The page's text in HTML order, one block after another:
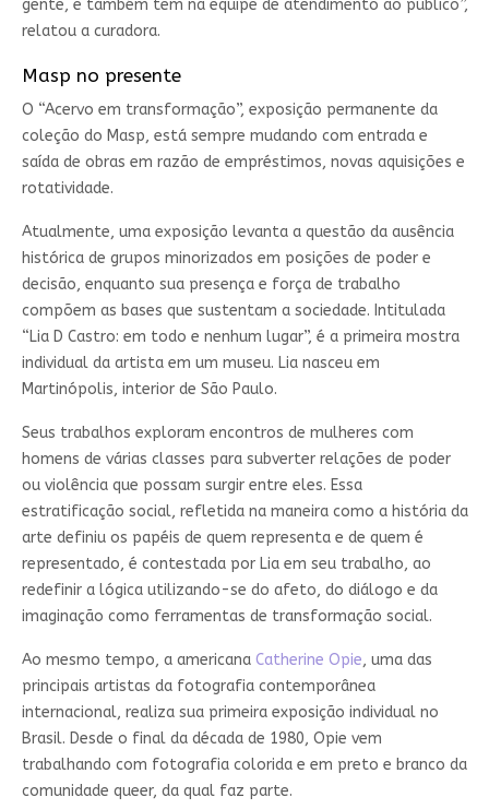
gente, e também tem na equipe de atendimento ao público”,
relatou a curadora.
Masp no presente
O “Acervo em transformação”, exposição permanente da
coleção do Masp, está sempre mudando com entrada e
saída de obras em razão de empréstimos, novas aquisições e
rotatividade.
Atualmente, uma exposição levanta a questão da ausência
histórica de grupos minorizados em posições de poder e
decisão, enquanto sua presença e força de trabalho
compõem as bases que sustentam a sociedade. Intitulada
“Lia D Castro: em todo e nenhum lugar”, é a primeira mostra
individual da artista em um museu. Lia nasceu em
Martinópolis, interior de São Paulo.
Seus trabalhos exploram encontros de mulheres com
homens de várias classes para subverter relações de poder
ou violência que possam surgir entre eles. Essa
estratificação social, refletida na maneira como a história da
arte definiu os papéis de quem representa e de quem é
representado, é contestada por Lia em seu trabalho, ao
redefinir a lógica utilizando-se do afeto, do diálogo e da
imaginação como ferramentas de transformação social.
Ao mesmo tempo, a americana Catherine Opie, uma das
principais artistas da fotografia contemporânea
internacional, realiza sua primeira exposição individual no
Brasil. Desde o final da década de 1980, Opie vem
trabalhando com fotografia colorida e em preto e branco da
comunidade queer, da qual faz parte.